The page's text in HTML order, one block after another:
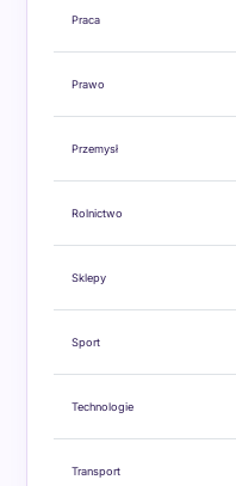
Praca
Prawo
Przemysł
Rolnictwo
Sklepy
Sport
Technologie
Transport